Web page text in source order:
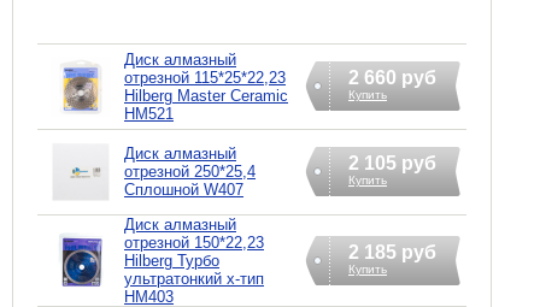
Диск алмазный
отрезной 115*25*22,23
Hilberg Master Сeramic
HM521
2 660 руб
Купить
Диск алмазный
отрезной 250*25,4
Сплошной W407
2 105 руб
Купить
Диск алмазный
отрезной 150*22,23
Hilberg Турбо
ультратонкий х-тип
HM403
2 185 руб
Купить